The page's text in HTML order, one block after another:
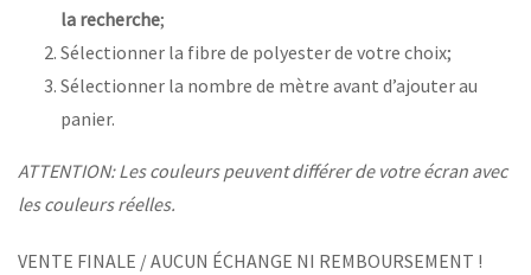
la recherche;
Sélectionner la fibre de polyester de votre choix;
Sélectionner la nombre de mètre avant d’ajouter au
panier.
ATTENTION: Les couleurs peuvent différer de votre écran avec
les couleurs réelles.
VENTE FINALE / AUCUN ÉCHANGE NI REMBOURSEMENT !